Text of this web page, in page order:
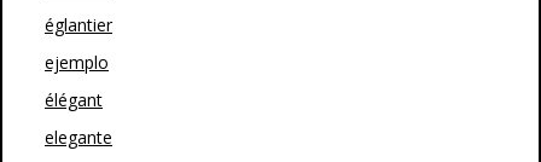
églantier
ejemplo
élégant
elegante